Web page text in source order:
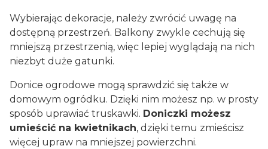
Wybierając dekoracje, należy zwrócić uwagę na
dostępną przestrzeń. Balkony zwykle cechują się
mniejszą przestrzenią, więc lepiej wyglądają na nich
niezbyt duże gatunki.
Donice ogrodowe mogą sprawdzić się także w
domowym ogródku. Dzięki nim możesz np. w prosty
sposób uprawiać truskawki. Doniczki możesz
umieścić na kwietnikach, dzięki temu zmieścisz
więcej upraw na mniejszej powierzchni.